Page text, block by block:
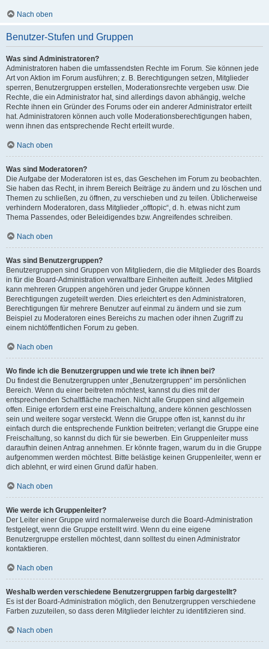
Nach oben
Benutzer-Stufen und Gruppen
Was sind Administratoren?
Administratoren haben die umfassendsten Rechte im Forum. Sie können jede
Art von Aktion im Forum ausführen; z. B. Berechtigungen setzen, Mitglieder
sperren, Benutzergruppen erstellen, Moderationsrechte vergeben usw. Die
Rechte, die ein Administrator hat, sind allerdings davon abhängig, welche
Rechte ihnen ein Gründer des Forums oder ein anderer Administrator erteilt
hat. Administratoren können auch volle Moderationsberechtigungen haben,
wenn ihnen das entsprechende Recht erteilt wurde.
Nach oben
Was sind Moderatoren?
Die Aufgabe der Moderatoren ist es, das Geschehen im Forum zu beobachten.
Sie haben das Recht, in ihrem Bereich Beiträge zu ändern und zu löschen und
Themen zu schließen, zu öffnen, zu verschieben und zu teilen. Üblicherweise
verhindern Moderatoren, dass Mitglieder „offtopic“, d. h. etwas nicht zum
Thema Passendes, oder Beleidigendes bzw. Angreifendes schreiben.
Nach oben
Was sind Benutzergruppen?
Benutzergruppen sind Gruppen von Mitgliedern, die die Mitglieder des Boards
in für die Board-Administration verwaltbare Einheiten aufteilt. Jedes Mitglied
kann mehreren Gruppen angehören und jeder Gruppe können
Berechtigungen zugeteilt werden. Dies erleichtert es den Administratoren,
Berechtigungen für mehrere Benutzer auf einmal zu ändern und sie zum
Beispiel zu Moderatoren eines Bereichs zu machen oder ihnen Zugriff zu
einem nichtöffentlichen Forum zu geben.
Nach oben
Wo finde ich die Benutzergruppen und wie trete ich ihnen bei?
Du findest die Benutzergruppen unter „Benutzergruppen“ im persönlichen
Bereich. Wenn du einer beitreten möchtest, kannst du dies mit der
entsprechenden Schaltfläche machen. Nicht alle Gruppen sind allgemein
offen. Einige erfordern erst eine Freischaltung, andere können geschlossen
sein und weitere sogar versteckt. Wenn die Gruppe offen ist, kannst du ihr
einfach durch die entsprechende Funktion beitreten; verlangt die Gruppe eine
Freischaltung, so kannst du dich für sie bewerben. Ein Gruppenleiter muss
daraufhin deinen Antrag annehmen. Er könnte fragen, warum du in die Gruppe
aufgenommen werden möchtest. Bitte belästige keinen Gruppenleiter, wenn er
dich ablehnt, er wird einen Grund dafür haben.
Nach oben
Wie werde ich Gruppenleiter?
Der Leiter einer Gruppe wird normalerweise durch die Board-Administration
festgelegt, wenn die Gruppe erstellt wird. Wenn du eine eigene
Benutzergruppe erstellen möchtest, dann solltest du einen Administrator
kontaktieren.
Nach oben
Weshalb werden verschiedene Benutzergruppen farbig dargestellt?
Es ist der Board-Administration möglich, den Benutzergruppen verschiedene
Farben zuzuteilen, so dass deren Mitglieder leichter zu identifizieren sind.
Nach oben